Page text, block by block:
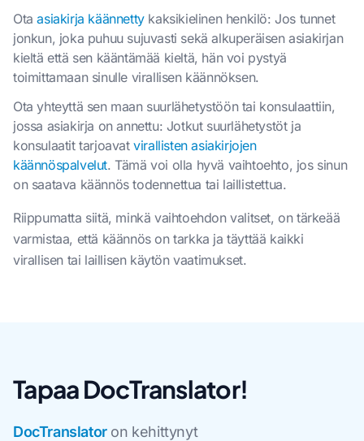
Otaasiakirja käännettykaksikielinen henkilö: Jos tunnet
jonkun, joka puhuu sujuvasti sekä alkuperäisen asiakirjan
kieltä että sen kääntämää kieltä, hän voi pystyä
toimittamaan sinulle virallisen käännöksen.
Ota yhteyttä sen maan suurlähetystöön tai konsulaattiin,
jossa asiakirja on annettu: Jotkut suurlähetystöt ja
konsulaatit tarjoavatvirallisten asiakirjojen
käännöspalvelut. Tämä voi olla hyvä vaihtoehto, jos sinun
on saatava käännös todennettua tai laillistettua.
Riippumatta siitä, minkä vaihtoehdon valitset, on tärkeää
varmistaa, että käännös on tarkka ja täyttää kaikki
virallisen tai laillisen käytön vaatimukset.
Tapaa DocTranslator!
DocTranslatoron kehittynyt